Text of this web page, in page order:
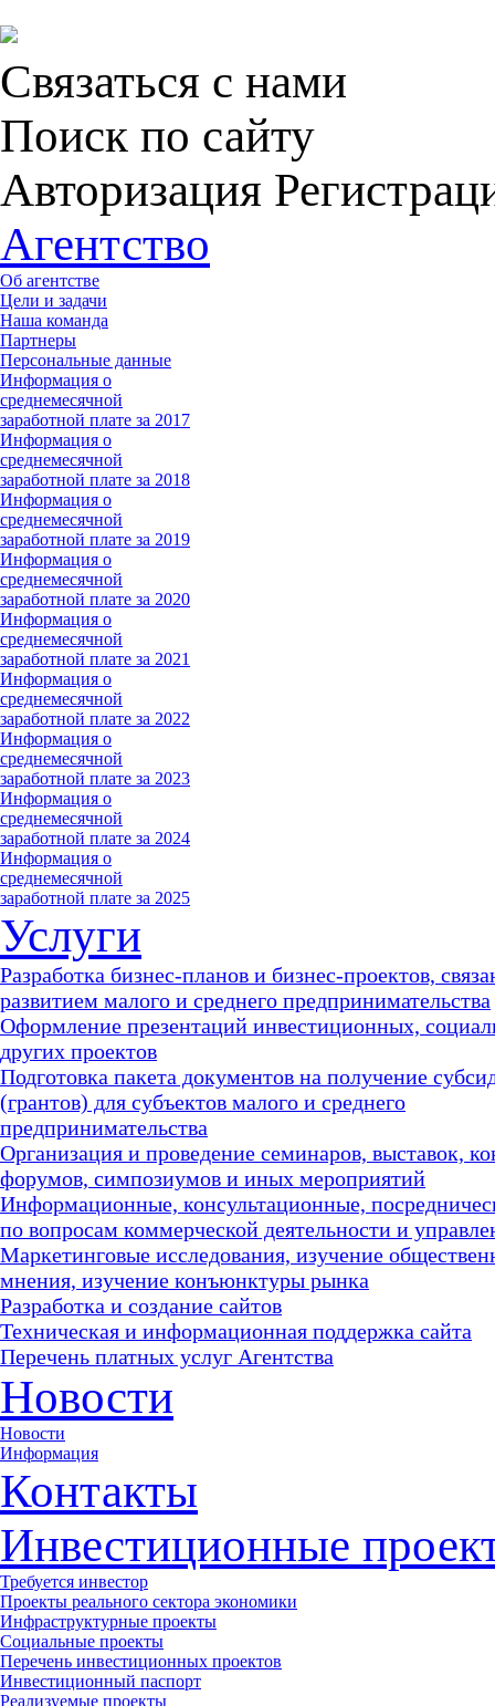
Связаться с нами
Поиск по сайту
Авторизация
Агентство
Об агентстве
Цели и задачи
Наша команда
Партнеры
Персональные данные
Информация о
среднемесячной
заработной плате за 2017
Информация о
среднемесячной
заработной плате за 2018
Информация о
среднемесячной
заработной плате за 2019
Информация о
среднемесячной
заработной плате за 2020
Информация о
среднемесячной
заработной плате за 2021
Информация о
среднемесячной
заработной плате за 2022
Информация о
среднемесячной
заработной плате за 2023
Информация о
среднемесячной
заработной плате за 2024
Информация о
среднемесячной
заработной плате за 2025
Услуги
Разработка бизнес-планов и бизнес-проектов,
развитием малого и среднего предпринимательства
Оформление презентаций инвестиционных,
других проектов
Подготовка пакета документов на получение
(грантов) для субъектов малого и среднего
предпринимательства
Организация и проведение семинаров, выставок,
форумов, симпозиумов и иных мероприятий
Информационные, консультационные,
по вопросам коммерческой деятельности и
Маркетинговые исследования, изучение
мнения, изучение конъюнктуры рынка
Разработка и создание сайтов
Техническая и информационная поддержка сайта
Перечень платных услуг Агентства
Новости
Новости
Информация
Контакты
Инвестиционные
Требуется инвестор
Проекты реального сектора экономики
Инфраструктурные проекты
Социальные проекты
Перечень инвестиционных проектов
Инвестиционный паспорт
Реализуемые проекты
ЗП
руководителя
к ЗП
работников